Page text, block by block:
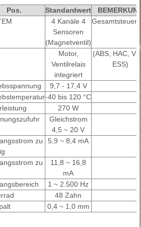
Pos. Standardwert
4 Kanäle 4
Sensoren
(Magnetventil)
Motor,
Ventilrelais
integriert
(ABS, HAC,
ESS)
9,7 - 17,4 V
-40 bis 120 °C
270 W
Gleichstrom
4,5 ~ 20 V
zu
5,9 ~ 8,4 mA
zu
11,8 ~ 16,8
mA
1 ~ 2.500 Hz
48 Zahn
0,4 ~ 1,0 mm